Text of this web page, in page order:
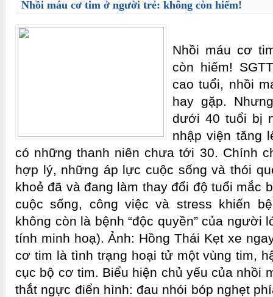
Nhồi máu cơ tim ở người trẻ: không còn hiếm!
Nhồi máu cơ
còn hiếm!
cao tuổi, nhồi
hay gặp.
dưới 40 tuổi bị
nhập viện tăng
có những thanh niên chưa tới 30. Chính
hợp lý, những áp lực cuộc sống và thói
khoẻ đã và đang làm thay đổi độ tuổi mắc
cuộc sống, công việc và stress khiến
không còn là bệnh “độc quyền” của người
tính minh hoạ). Ảnh: Hồng Thái Kẹt xe
cơ tim là tình trạng hoại tử một vùng tim,
cục bộ cơ tim. Biểu hiện chủ yếu của nhồi
thắt ngực điển hình: đau nhói bóp nghẹt